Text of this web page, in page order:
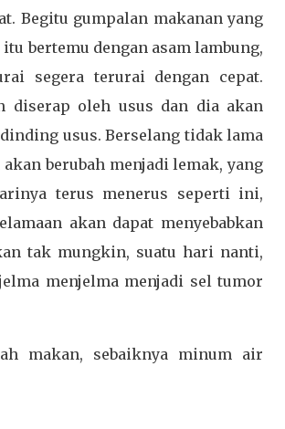
Begitu gumpalan makanan yang
bertemu dengan asam lambung,
segera terurai dengan cepat.
diserap oleh usus dan dia akan
usus. Berselang tidak lama
berubah menjadi lemak, yang
terus menerus seperti ini,
akan dapat menyebabkan
tak mungkin, suatu hari nanti,
menjelma menjadi sel tumor
makan, sebaiknya minum air